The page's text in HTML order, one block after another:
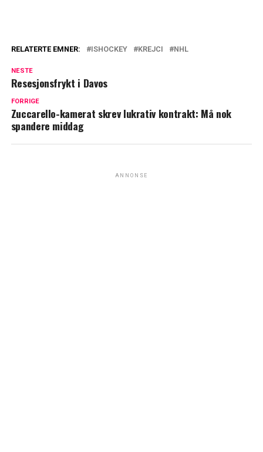
RELATERTE EMNER: ISHOCKEY KREJCI NHL
NESTE
Resesjonsfrykt i Davos
FORRIGE
Zuccarello-kamerat skrev lukrativ kontrakt: Må nok
spandere middag
ANNONSE